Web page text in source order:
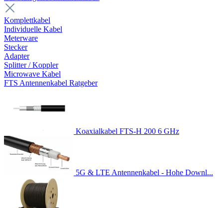
Komplettkabel
Individuelle Kabel
Meterware
Stecker
Adapter
Splitter / Koppler
Microwave Kabel
FTS Antennenkabel Ratgeber
Koaxialkabel FTS-H 200 6 GHz
5G & LTE Antennenkabel - Hohe Downl...